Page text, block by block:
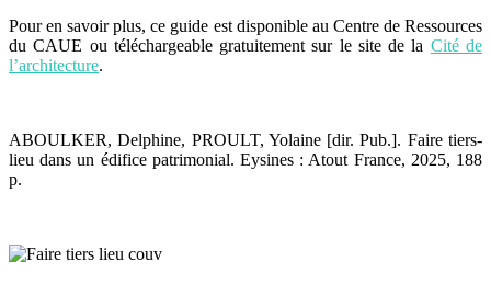
Pour en savoir plus, ce guide est disponible au Centre de Ressources
du CAUE ou téléchargeable gratuitement sur le site de la Cité de
l’architecture.
ABOULKER, Delphine, PROULT, Yolaine [dir. Pub.]. Faire tiers-
lieu dans un édifice patrimonial. Eysines : Atout France, 2025, 188
p.